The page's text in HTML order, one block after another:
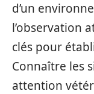
d’un
l’observation
clés pour
Connaître les
attention